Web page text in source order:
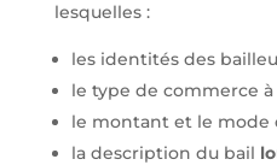
lesquelles :
les identités des
le type de commerce
le montant et le mode
la description du bail